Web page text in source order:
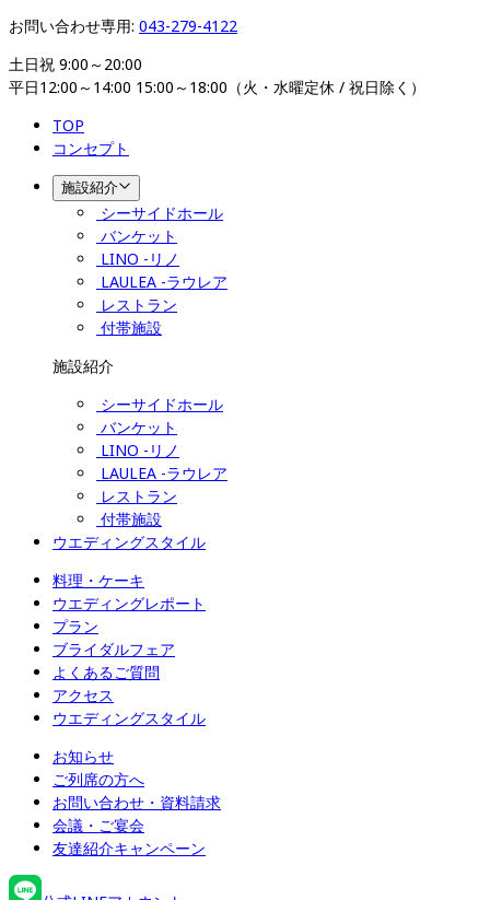
お問い合わせ専用: 043-279-4122
土日祝 9:00～20:00
平日12:00～14:00 15:00～18:00（火・水曜定休 / 祝日除く）
TOP
コンセプト
施設紹介
シーサイドホール
バンケット
LINO -リノ
LAULEA -ラウレア
レストラン
付帯施設
施設紹介
シーサイドホール
バンケット
LINO -リノ
LAULEA -ラウレア
レストラン
付帯施設
ウエディングスタイル
料理・ケーキ
ウエディングレポート
プラン
ブライダルフェア
よくあるご質問
アクセス
ウエディングスタイル
お知らせ
ご列席の方へ
お問い合わせ・資料請求
会議・ご宴会
友達紹介キャンペーン